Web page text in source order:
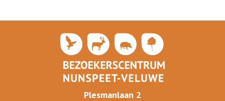
Plesmanlaan 2